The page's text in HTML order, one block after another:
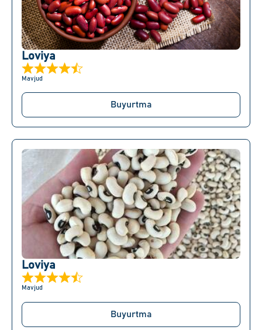
Loviya
Mavjud
Buyurtma
Loviya
Mavjud
Buyurtma